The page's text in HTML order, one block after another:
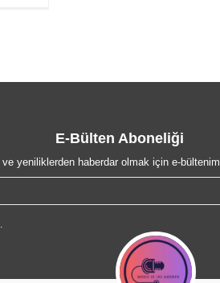
E-Bülten Aboneliği
yeniliklerden haberdar olmak için e-